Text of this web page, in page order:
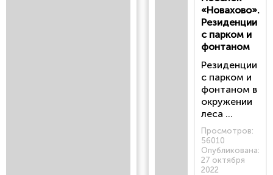
«Новахово».
Резиденции
с парком и
фонтаном
Резиденции
с парком и
фонтаном в
окружении
леса ...
Просмотров:
56010
Опубликована:
27 октября
2022